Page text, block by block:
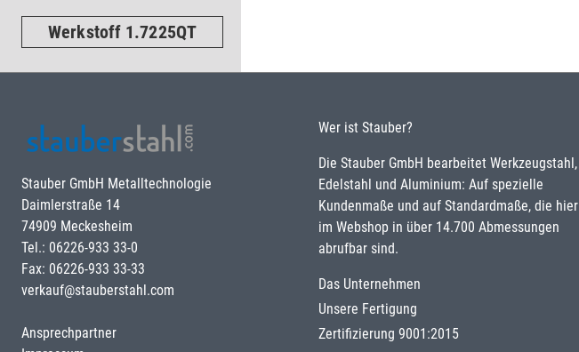
Werkstoff 1.7225QT
Stauber GmbH Metalltechnologie
Daimlerstraße 14
74909 Meckesheim
Tel.: 06226-933 33-0
Fax: 06226-933 33-33
verkauf@stauberstahl.com
Ansprechpartner
Wer ist Stauber?
Die Stauber GmbH bearbeitet Werkzeugstahl,
Edelstahl und Aluminium: Auf spezielle
Kundenmaße und auf Standardmaße, die hier
im Webshop in über 14.700 Abmessungen
abrufbar sind.
Das Unternehmen
Unsere Fertigung
Zertifizierung 9001:2015